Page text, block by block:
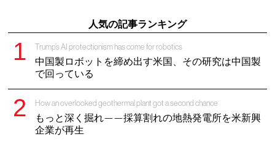
人気の記事ランキング
Trump’s AI protectionism has come for robotics
中国製ロボットを締め出す米国、その研究は中国製
で回っている
How an overlooked geothermal plant got a second chance
もっと深く掘れ——採算割れの地熱発電所を米新興
企業が再生